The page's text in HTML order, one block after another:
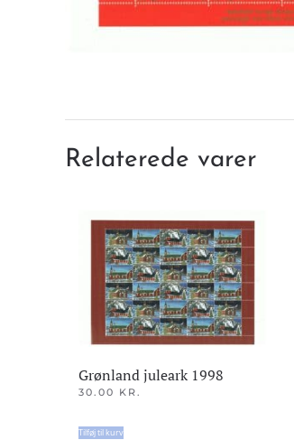
Relaterede varer
Grønland juleark 1998
30.00 KR.
Tilføj til kurv